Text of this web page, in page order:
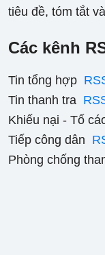
tiêu đề, tóm tắt
Các kênh
Tin tổng hợp
Tin thanh tra
Khiếu nại - Tố
Tiếp công dân
Phòng chống